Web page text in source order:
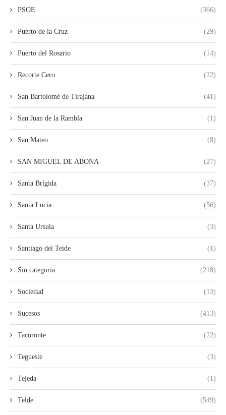
PSOE (366)
Puerto de la Cruz (29)
Puerto del Rosario (14)
Recorte Cero (22)
San Bartolomé de Tirajana (41)
San Juan de la Rambla (1)
San Mateo (8)
SAN MIGUEL DE ABONA (27)
Santa Brígida (37)
Santa Lucia (56)
Santa Ursula (3)
Santiago del Teide (1)
Sin categoria (218)
Sociedad (13)
Sucesos (413)
Tacoronte (22)
Tegueste (3)
Tejeda (1)
Telde (549)